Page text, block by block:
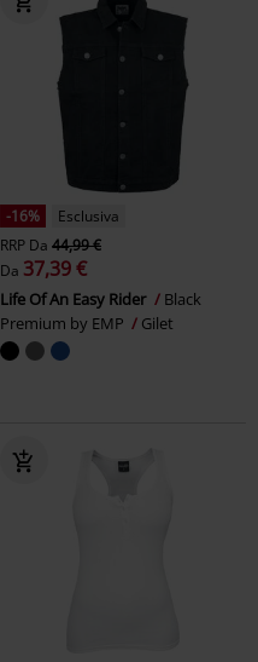
-16%
Esclusiva
RRP Da 44,99 €
Da 37,39 €
Life Of An Easy Rider
Black
Premium by EMP
Gilet